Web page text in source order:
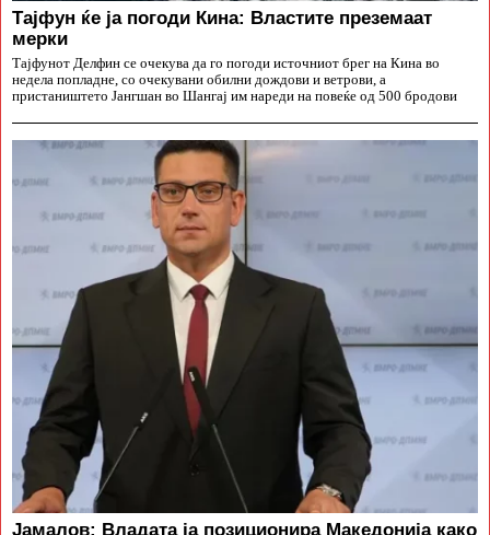
Тајфун ќе ја погоди Кина: Властите преземаат
мерки
Тајфунот Делфин се очекува да го погоди источниот брег на Кина во
недела попладне, со очекувани обилни дождови и ветрови, а
пристаништето Јангшан во Шангај им нареди на повеќе од 500 бродови
Јамалов: Владата ја позиционира Македонија како